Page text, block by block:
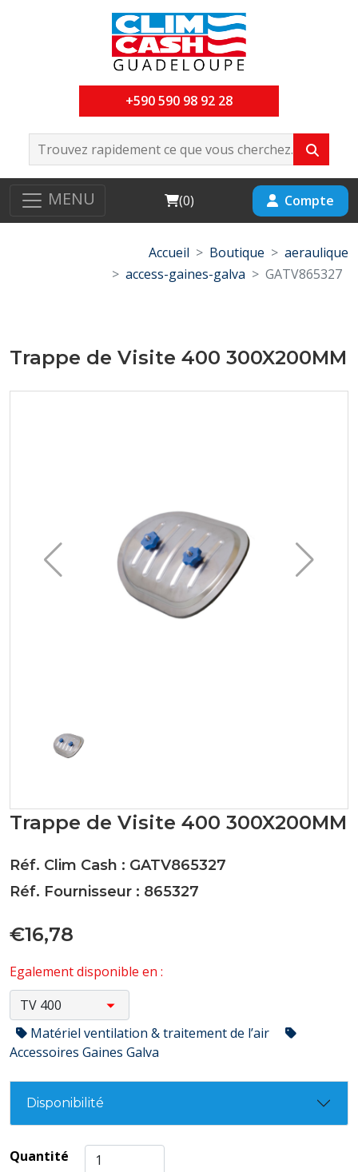
+590 590 98 92 28
MENU Cart
(0) Compte
Accueil Boutique
aeraulique
access-gaines-galva
GATV865327
Trappe de Visite 400 300X200MM
Trappe de Visite 400 300X200MM
Réf. Clim Cash : GATV865327
Réf. Fournisseur : 865327
€16,78
Egalement disponible en :
Matériel ventilation & traitement de l’air
Accessoires Gaines Galva
Disponibilité
Quantité